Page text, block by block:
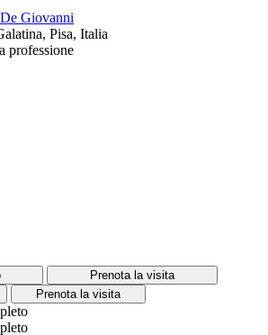
Giovanni
Pisa, Italia
professione
Prenota la visita
Prenota la visita